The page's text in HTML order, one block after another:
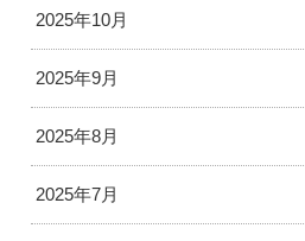
2025年10月
2025年9月
2025年8月
2025年7月